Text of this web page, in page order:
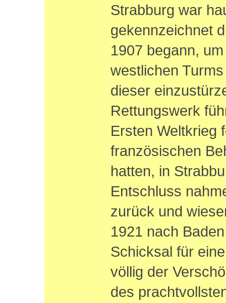
Strabburg war
gekennzeichnet
1907 begann,
westlichen
dieser
Rettungswerk
Ersten Weltkrieg
französischen
hatten, in
Entschluss
zurück und
1921 nach
Schicksal für
völlig der
des